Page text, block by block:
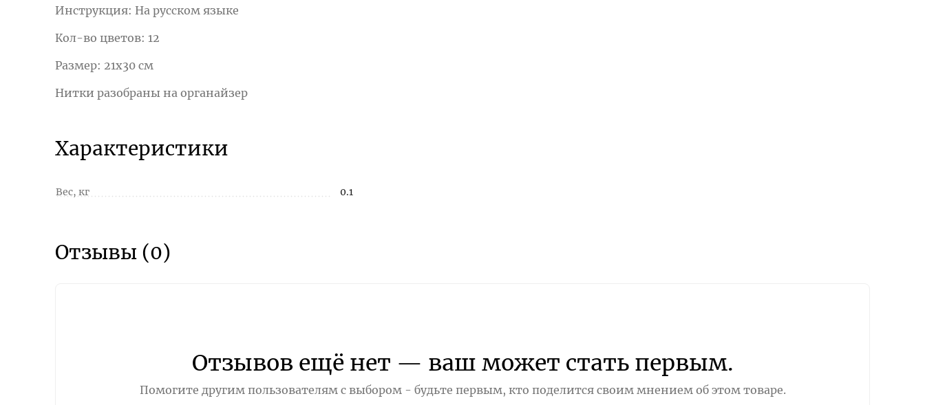
Инструкция: На русском языке
Кол-во цветов: 12
Размер: 21x30 см
Нитки разобраны на органайзер
Характеристики
Вес, кг 0.1
Отзывы (0)
Отзывов ещё нет — ваш может стать первым.
Помогите другим пользователям с выбором - будьте первым, кто поделится своим мнением об этом товаре.